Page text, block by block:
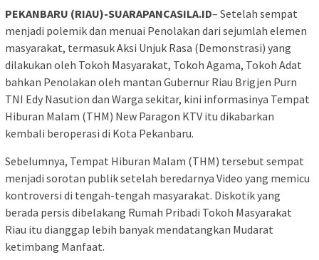
PEKANBARU (RIAU)-SUARAPANCASILA.ID– Setelah sempat
menjadi polemik dan menuai Penolakan dari sejumlah elemen
masyarakat, termasuk Aksi Unjuk Rasa (Demonstrasi) yang
dilakukan oleh Tokoh Masyarakat, Tokoh Agama, Tokoh Adat
bahkan Penolakan oleh mantan Gubernur Riau Brigjen Purn
TNI Edy Nasution dan Warga sekitar, kini informasinya Tempat
Hiburan Malam (THM) New Paragon KTV itu dikabarkan
kembali beroperasi di Kota Pekanbaru.
Sebelumnya, Tempat Hiburan Malam (THM) tersebut sempat
menjadi sorotan publik setelah beredarnya Video yang memicu
kontroversi di tengah-tengah masyarakat. Diskotik yang
berada persis dibelakang Rumah Pribadi Tokoh Masyarakat
Riau itu dianggap lebih banyak mendatangkan Mudarat
ketimbang Manfaat.